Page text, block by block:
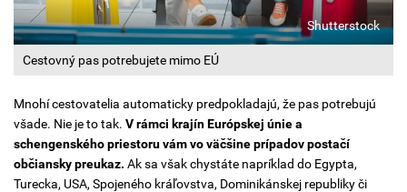
Cestovný pas potrebujete mimo EÚ
Shutterstock
Mnohí cestovatelia automaticky predpokladajú, že pas potrebujú
všade. Nie je to tak. V rámci krajín Európskej únie a
schengenského priestoru vám vo väčšine prípadov postačí
občiansky preukaz. Ak sa však chystáte napríklad do Egypta,
Turecka, USA, Spojeného kráľovstva, Dominikánskej republiky či